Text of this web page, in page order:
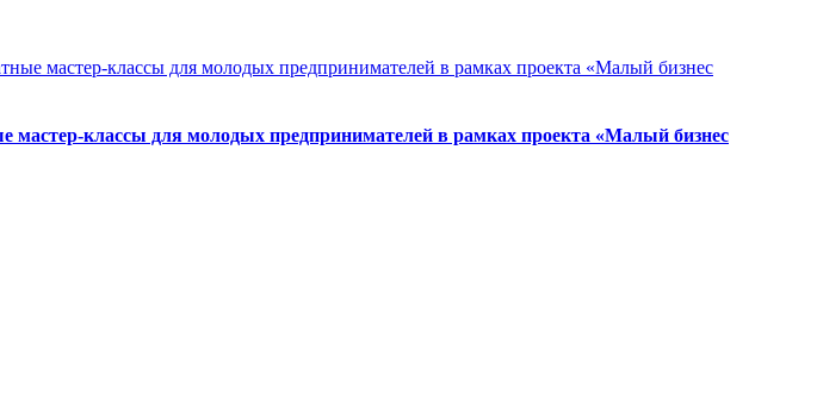
мастер-классы для молодых предпринимателей в рамках проекта «Малый бизнес